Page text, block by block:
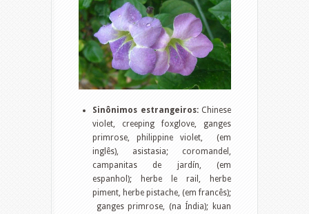
Sinônimos estrangeiros:Chinese
violet, creeping foxglove, ganges
primrose, philippine violet, (em
inglês), asistasia; coromandel,
campanitas de jardín, (em
espanhol); herbe le rail, herbe
piment, herbe pistache, (em francês);
ganges primrose, (na Índia); kuan